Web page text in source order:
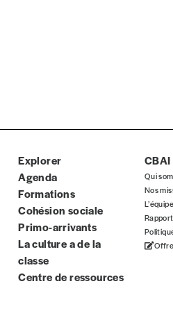
Explorer
Agenda
Formations
Cohésion sociale
Primo-arrivants
La culture a de la
classe
Centre de ressources
CBAI
Qui
Nos
L’équipe